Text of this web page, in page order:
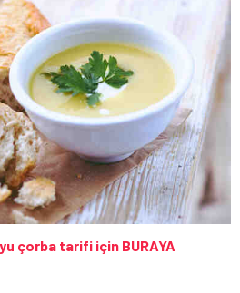
çorba tarifi için BURAYA